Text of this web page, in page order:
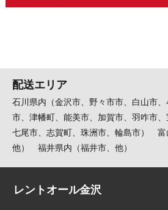
配送エリア
石川県内（金沢市、野々市市、白山市
市、津幡町、能美市、加賀市、羽咋市、
七尾市、志賀町、珠洲市、輪島市） 富
他） 福井県内（福井市、他）
レントオール金沢